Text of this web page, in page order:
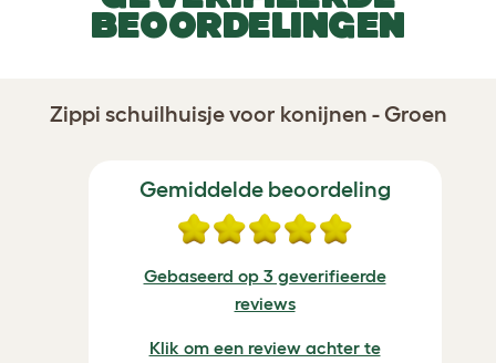
BEOORDELINGEN
Zippi schuilhuisje voor konijnen - Groen
Gemiddelde beoordeling
Gebaseerd op 3 geverifieerde
reviews
Klik om een review achter te